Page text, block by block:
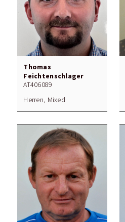
Thomas
Feichtenschlager
AT406089
Herren, Mixed